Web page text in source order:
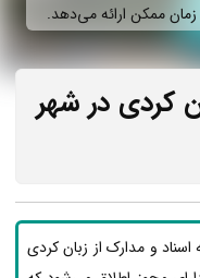
زمان ممکن ارائه می‌دهد.
کردی در شهر
اسناد و مدارک از زبان کردی